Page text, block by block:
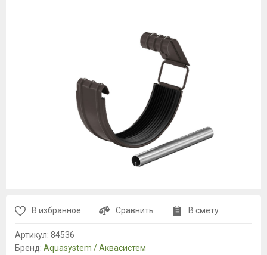
В избранное Сравнить В смету
Артикул: 84536
Бренд: Aquasystem / Аквасистем